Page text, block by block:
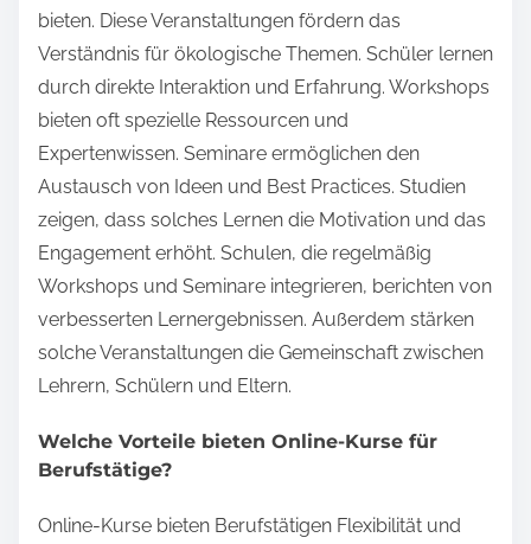
bieten. Diese Veranstaltungen fördern das
Verständnis für ökologische Themen. Schüler lernen
durch direkte Interaktion und Erfahrung. Workshops
bieten oft spezielle Ressourcen und
Expertenwissen. Seminare ermöglichen den
Austausch von Ideen und Best Practices. Studien
zeigen, dass solches Lernen die Motivation und das
Engagement erhöht. Schulen, die regelmäßig
Workshops und Seminare integrieren, berichten von
verbesserten Lernergebnissen. Außerdem stärken
solche Veranstaltungen die Gemeinschaft zwischen
Lehrern, Schülern und Eltern.
Welche Vorteile bieten Online-Kurse für
Berufstätige?
Online-Kurse bieten Berufstätigen Flexibilität und